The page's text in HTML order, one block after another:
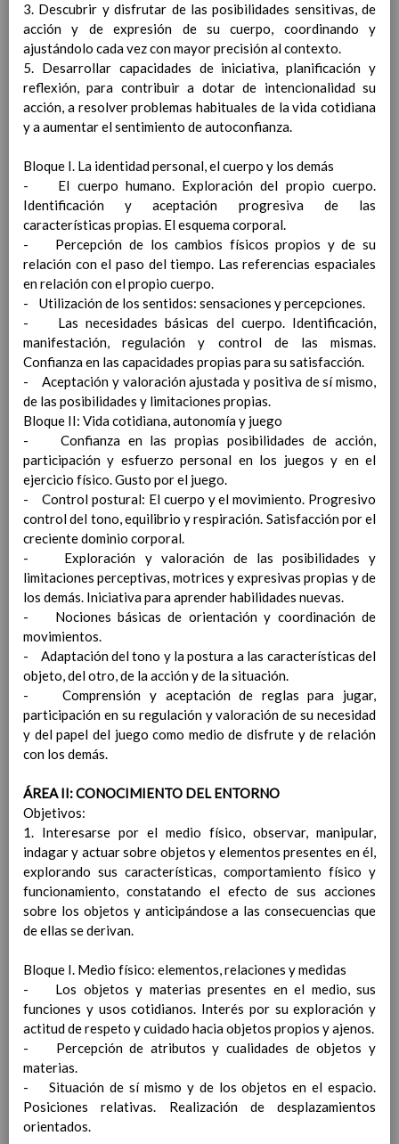
Ã¡rea y de
competencias
En revisiÃ³n
Ãrea de Ciencias Sociales
Objetivos del Ã¡rea
ContribuciÃ³n del Ã¡rea a
las competencias clave
ConcreciÃ³n curricular
Ã¡rea y de
competencias
En revisiÃ³n
Ãrea de EducaciÃ³n FÃ­sica
Objetivos del Ã¡rea
ContribuciÃ³n del Ã¡rea a
las competencias clave
para la etapa. Perfiles de
Ã¡rea y de competencias
Ãrea de EducaciÃ³n ArtÃ­stica
Objetivos del Ã¡rea
ContribuciÃ³n del Ã¡rea a
las competencias clave
ConcreciÃ³n curricular
para la etapa. Perfiles de
Ã¡rea y de
Ãrea de EducaciÃ³n para la
CiudadanÃ­a y los Derechos
Objetivos del Ã¡rea
ContribuciÃ³n del Ã¡rea a
las competencias clave
ConcreciÃ³n curricular
Ã¡rea y de
competencias
Ãrea de Cultura y PrÃ¡ctica
Digital
Elab/10/06/2016
Objetivos del
las competencias
ConcreciÃ³n curricular
para la etapa. Perfiles de
Ã¡rea y de
competencias
En revisiÃ³n
Ãrea de Valores Sociales y CÃ­
ContribuciÃ³n del Ã¡rea a
las competencias clave
ConcreciÃ³n curricular
para la etapa. Perfiles de
Ã¡rea y de
Ãrea de ReligiÃ³n CatÃ³lica
Objetivos del Ã¡rea
3. Descubrir y disfrutar de las posibilidades sensitivas, de
acción y de expresión de su cuerpo, coordinando y
ajustándolo cada vez con mayor precisión al contexto.
5. Desarrollar capacidades de iniciativa, planificación y
reflexión, para contribuir a dotar de intencionalidad su
acción, a resolver problemas habituales de la vida cotidiana
y a aumentar el sentimiento de autoconfianza.
Bloque I. La identidad personal, el cuerpo y los demás
- El cuerpo humano. Exploración del propio cuerpo.
Identificación y aceptación progresiva de las
características propias. El esquema corporal.
- Percepción de los cambios físicos propios y de su
relación con el paso del tiempo. Las referencias espaciales
en relación con el propio cuerpo.
- Utilización de los sentidos: sensaciones y percepciones.
- Las necesidades básicas del cuerpo. Identificación,
manifestación, regulación y control de las mismas.
Confianza en las capacidades propias para su satisfacción.
- Aceptación y valoración ajustada y positiva de sí mismo,
de las posibilidades y limitaciones propias.
Bloque II: Vida cotidiana, autonomía y juego
- Confianza en las propias posibilidades de acción,
participación y esfuerzo personal en los juegos y en el
ejercicio físico. Gusto por el juego.
- Control postural: El cuerpo y el movimiento. Progresivo
control del tono, equilibrio y respiración. Satisfacción por el
creciente dominio corporal.
- Exploración y valoración de las posibilidades y
limitaciones perceptivas, motrices y expresivas propias y de
los demás. Iniciativa para aprender habilidades nuevas.
- Nociones básicas de orientación y coordinación de
movimientos.
- Adaptación del tono y la postura a las características del
objeto, del otro, de la acción y de la situación.
- Comprensión y aceptación de reglas para jugar,
participación en su regulación y valoración de su necesidad
y del papel del juego como medio de disfrute y de relación
con los demás.
ÁREA II: CONOCIMIENTO DEL ENTORNO
Objetivos:
1. Interesarse por el medio físico, observar, manipular,
indagar y actuar sobre objetos y elementos presentes en él,
explorando sus características, comportamiento físico y
funcionamiento, constatando el efecto de sus acciones
sobre los objetos y anticipándose a las consecuencias que
de ellas se derivan.
Bloque I. Medio físico: elementos, relaciones y medidas
- Los objetos y materias presentes en el medio, sus
funciones y usos cotidianos. Interés por su exploración y
actitud de respeto y cuidado hacia objetos propios y ajenos.
- Percepción de atributos y cualidades de objetos y
materias.
- Situación de sí mismo y de los objetos en el espacio.
Posiciones relativas. Realización de desplazamientos
orientados.